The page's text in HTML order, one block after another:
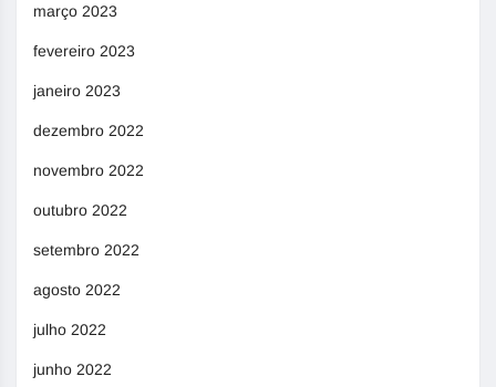
março 2023
fevereiro 2023
janeiro 2023
dezembro 2022
novembro 2022
outubro 2022
setembro 2022
agosto 2022
julho 2022
junho 2022